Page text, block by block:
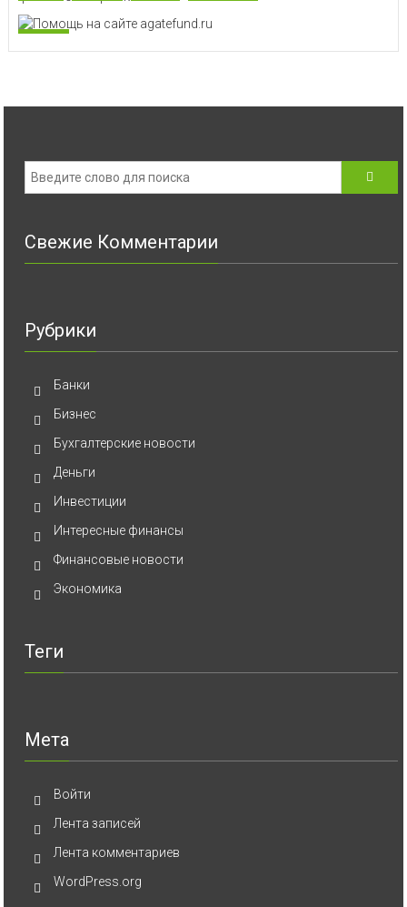
Бизнес
Свежие Комментарии
Рубрики
Банки
Бизнес
Бухгалтерские новости
Деньги
Инвестиции
Интересные финансы
Финансовые новости
Экономика
Теги
Мета
Войти
Лента записей
Лента комментариев
WordPress.org